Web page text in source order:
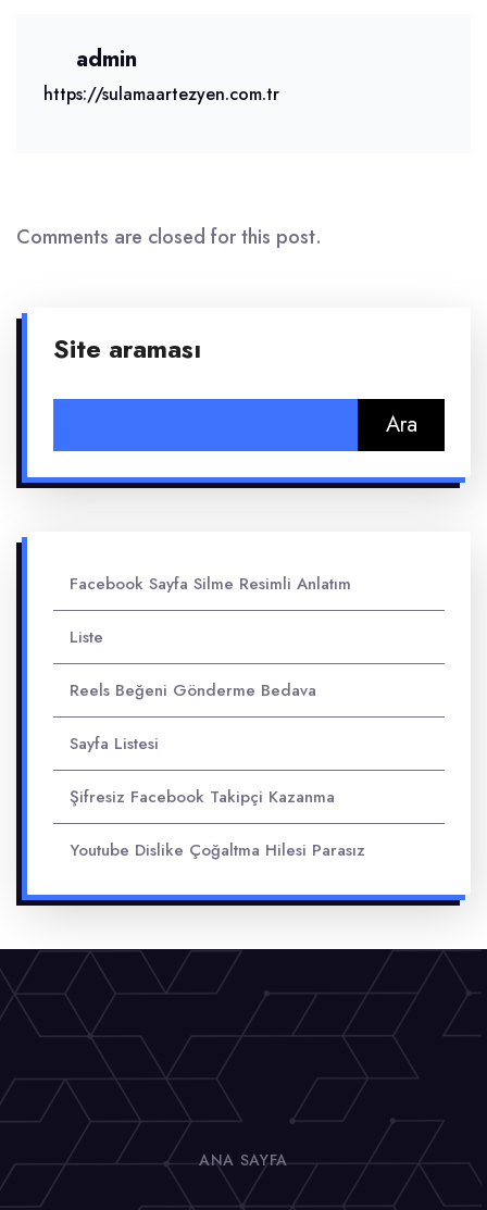
admin
https://sulamaartezyen.com.tr
Comments are closed for this post.
Site araması
Facebook Sayfa Silme Resimli Anlatım
Liste
Reels Beğeni Gönderme Bedava
Sayfa Listesi
Şifresiz Facebook Takipçi Kazanma
Youtube Dislike Çoğaltma Hilesi Parasız
ANA SAYFA